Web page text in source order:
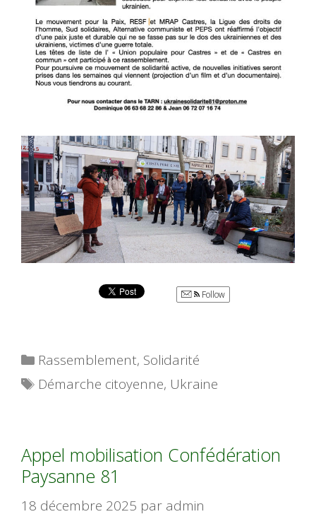
Follow
Catégories
Rassemblement, Solidarité
Étiquettes
Démarche citoyenne, Ukraine
Appel mobilisation Confédération
Paysanne 81
18 décembre 2025 par admin